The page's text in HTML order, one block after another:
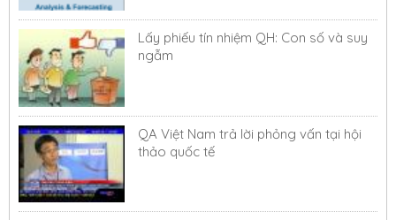
Lấy phiếu tín nhiệm QH: Con số và suy
ngẫm
QA Việt Nam trả lời phỏng vấn tại hội
thảo quốc tế